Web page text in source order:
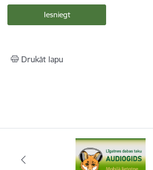
Drukāt lapu